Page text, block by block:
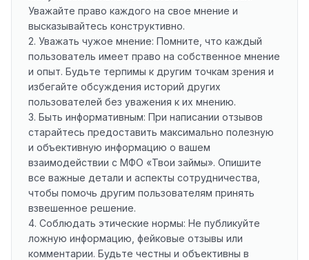
Уважайте право каждого на свое мнение и
высказывайтесь конструктивно.
2. Уважать чужое мнение: Помните, что каждый
пользователь имеет право на собственное мнение
и опыт. Будьте терпимы к другим точкам зрения и
избегайте обсуждения историй других
пользователей без уважения к их мнению.
3. Быть информативным: При написании отзывов
старайтесь предоставить максимально полезную
и объективную информацию о вашем
взаимодействии с МФО «Твои займы». Опишите
все важные детали и аспекты сотрудничества,
чтобы помочь другим пользователям принять
взвешенное решение.
4. Соблюдать этические нормы: Не публикуйте
ложную информацию, фейковые отзывы или
комментарии. Будьте честны и объективны в